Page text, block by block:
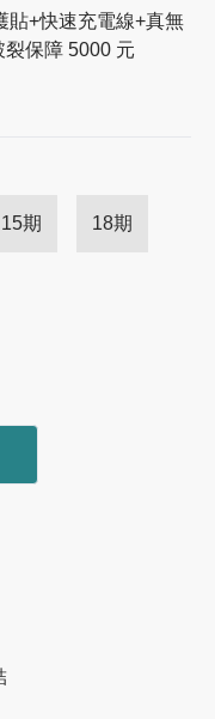
+快速充電線+真無
保障 5000 元
15期 18期